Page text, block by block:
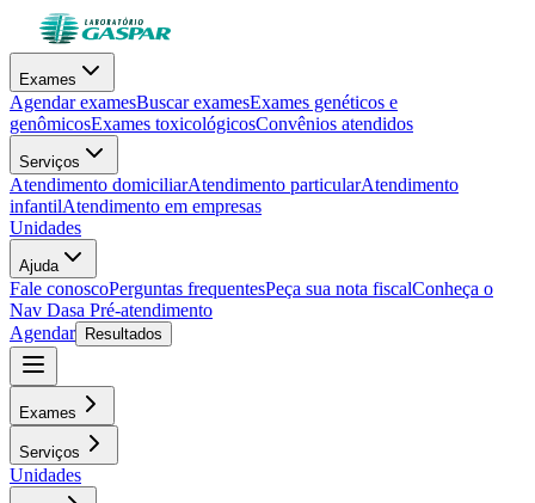
Exames
Agendar examesBuscar examesExames genéticos e
genômicosExames toxicológicosConvênios atendidos
Serviços
Atendimento domiciliarAtendimento particularAtendimento
infantilAtendimento em empresas
Unidades
Ajuda
Fale conoscoPerguntas frequentesPeça sua nota fiscalConheça o
Nav Dasa Pré-atendimento
Agendar
Resultados
Exames
Serviços
Unidades